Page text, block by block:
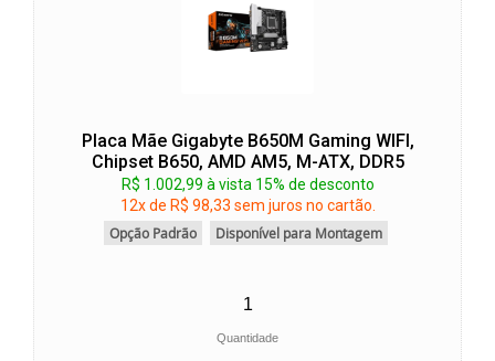
Placa Mãe Gigabyte B650M Gaming WIFI,
Chipset B650, AMD AM5, M-ATX, DDR5
R$ 1.002,99 à vista 15% de desconto
12x de R$ 98,33 sem juros no cartão.
Opção Padrão
Disponível para Montagem
Quantidade